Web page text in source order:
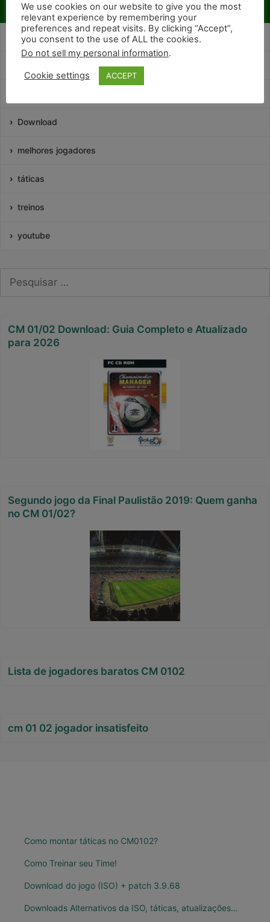
CATEGORIAS
bons e baratos
Download
melhores jogadores
táticas
treinos
youtube
Pesquisar
CM 01/02 Download: Guia Completo e Atualizado
para 2026
Segundo jogo da Final Paulistão 2019: Quem ganha
no CM 01/02?
Lista de jogadores baratos CM 0102
cm 01 02 jogador insatisfeito
Como montar táticas no CM0102?
Como Treinar seu Time!
Download do jogo (ISO) + patch 3.9.68
Downloads Alternativos da ISO, táticas, atualizações…
We use cookies on our website to give you the most
relevant experience by remembering your
preferences and repeat visits. By clicking “Accept”,
you consent to the use of ALL the cookies.
Do not sell my personal information.
Cookie settings ACCEPT